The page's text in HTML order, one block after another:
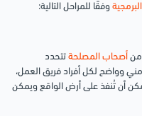
وفقًا للمراحل التالية:
من أصحاب المصلحة تتحدد
وواضح لكل أفراد فريق العمل،
أن تُنفذ على أرض الواقع ويمكن